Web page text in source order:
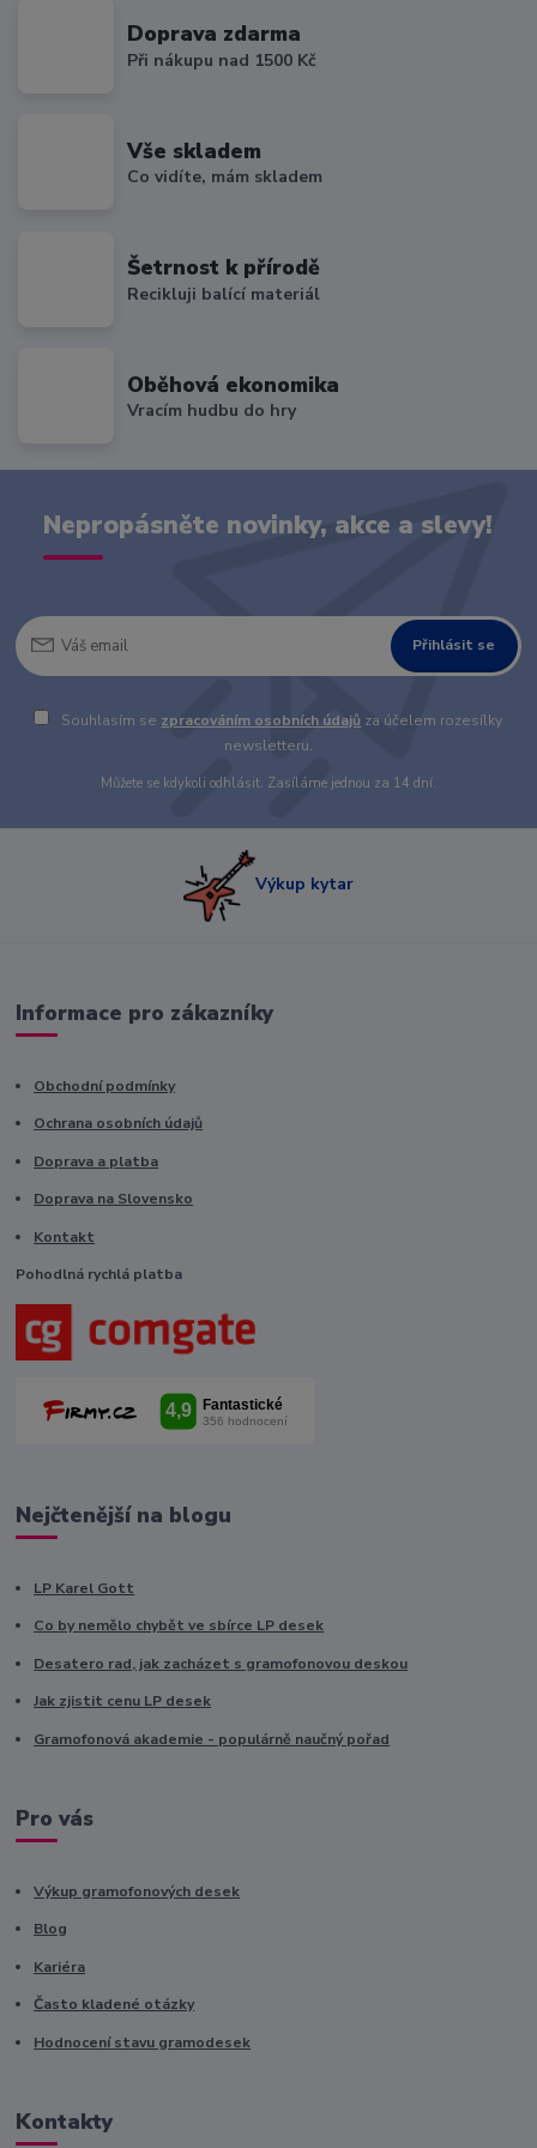
Doprava zdarma
Při nákupu nad 1500 Kč
Vše skladem
Co vidíte, mám skladem
Šetrnost k přírodě
Recikluji balící materiál
Oběhová ekonomika
Vracím hudbu do hry
Nepropásněte novinky, akce a slevy!
Přihlásit se
Souhlasím se zpracováním osobních údajů za účelem rozesílky
newsletteru.
Můžete se kdykoli odhlásit. Zasíláme jednou za 14 dní.
Výkup kytar
Informace pro zákazníky
Obchodní podmínky
Ochrana osobních údajů
Doprava a platba
Doprava na Slovensko
Kontakt
Pohodlná rychlá platba
Nejčtenější na blogu
LP Karel Gott
Co by nemělo chybět ve sbírce LP desek
Desatero rad, jak zacházet s gramofonovou deskou
Jak zjistit cenu LP desek
Gramofonová akademie - populárně naučný pořad
Pro vás
Výkup gramofonových desek
Blog
Kariéra
Často kladené otázky
Hodnocení stavu gramodesek
Kontakty